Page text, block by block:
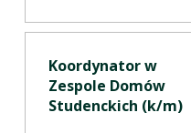
Koordynator w
Zespole Domów
Studenckich (k/m)